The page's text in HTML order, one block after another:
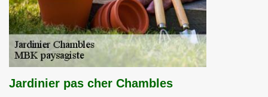
Jardinier pas cher Chambles